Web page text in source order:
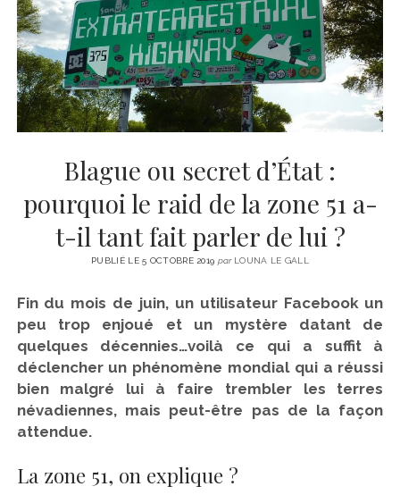
CINÉMA
LITTÉRATURE
ÉCONOMIE
SPORT
MÉDIAS
SANTÉ
instagram
emailemail-
form
Blague ou secret d’État :
pourquoi le raid de la zone 51 a-
t-il tant fait parler de lui ?
PUBLIÉ LE 5 OCTOBRE 2019 parLOUNA LE GALL
Fin du mois de juin, un utilisateur Facebook un
peu trop enjoué et un mystère datant de
quelques décennies…voilà ce qui a suffit à
déclencher un phénomène mondial qui a réussi
bien malgré lui à faire trembler les terres
névadiennes, mais peut-être pas de la façon
attendue.
La zone 51, on explique ?